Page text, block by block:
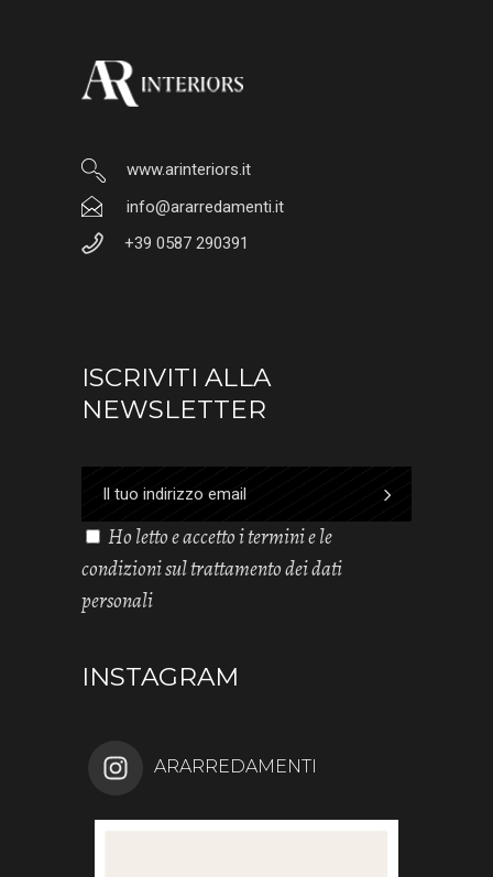
www.arinteriors.it
info@ararredamenti.it
+39 0587 290391
ISCRIVITI ALLA
NEWSLETTER
Ho letto e accetto i termini e le
condizioni sul trattamento dei dati
personali
INSTAGRAM
ARARREDAMENTI